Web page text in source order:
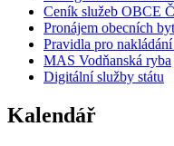
Ceník služeb OBCE
Pronájem obecních
Pravidla pro
MAS Vodňanská ryba
Digitální služby státu
Kalendář